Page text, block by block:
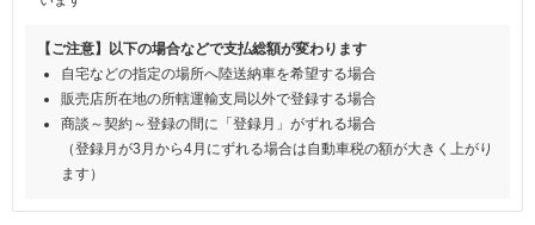
【ご注意】以下の場合などで支払総額が変わります
自宅などの指定の場所へ陸送納車を希望する場合
販売店所在地の所轄運輸支局以外で登録する場合
商談～契約～登録の間に「登録月」がずれる場合
（登録月が3月から4月にずれる場合は自動車税の額が大きく上がり
ます）